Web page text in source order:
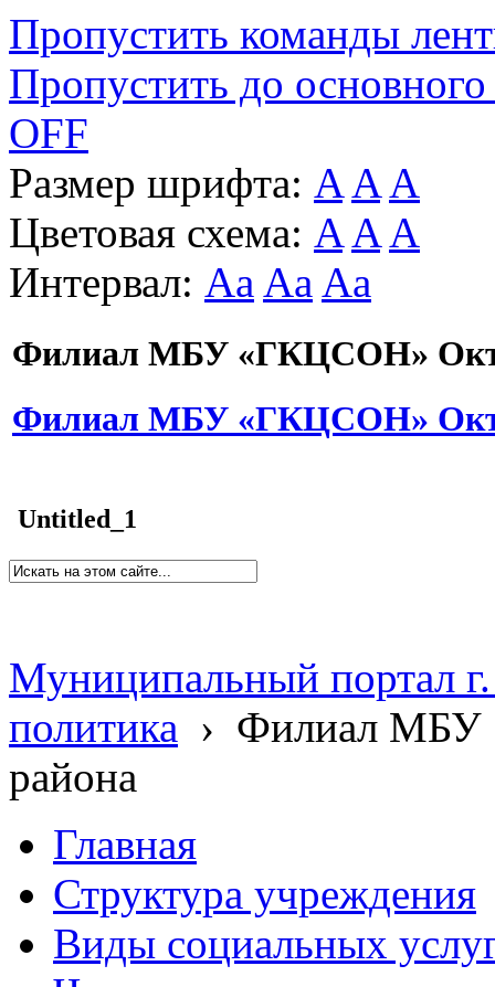
Пропустить команды
Пропустить до основного
OFF
Размер шрифта: A A A
Цветовая схема: A A A
Интервал: Aa Aa Aa
Филиал МБУ «ГКЦСОН»
Филиал МБУ «ГКЦСОН»
Untitled_1
Муниципальный портал
политика › Филиал МБУ
района
Главная
Структура учреждения
Виды социальных